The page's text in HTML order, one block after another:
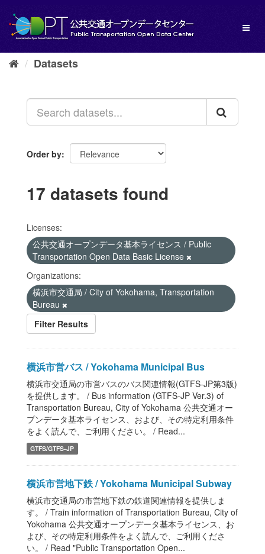
content
Datasets
Order by
17 datasets found
Licenses:
公共交通オープンデータ基本ライセンス / Public
Transportation Open Data Basic License
Organizations:
横浜市交通局 / City of Yokohama, Transportation
Bureau
Filter Results
横浜市営バス / Yokohama Municipal Bus
横浜市交通局の市営バスのバス関連情報(GTFS-JP第3版)
を提供します。 / Bus information (GTFS-JP Ver.3) of
Transportation Bureau, City of Yokohama 公共交通オー
プンデータ基本ライセンス、および、その特定利用条件
をよく読んで、ご利用ください。 / Read...
GTFS/GTFS-JP
横浜市営地下鉄 / Yokohama Municipal Subway
横浜市交通局の市営地下鉄の鉄道関連情報を提供しま
す。 / Train information of Transportation Bureau, City of
Yokohama 公共交通オープンデータ基本ライセンス、お
よび、その特定利用条件をよく読んで、ご利用くださ
い。 / Read "Public Transportation Open...